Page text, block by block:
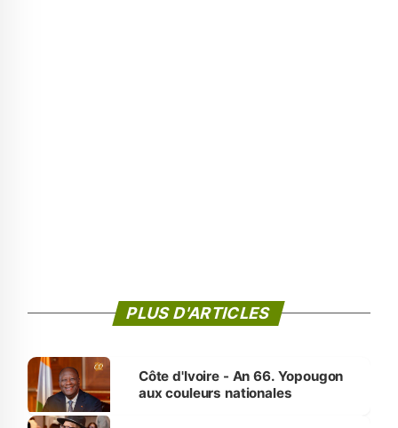
PLUS D'ARTICLES
Côte d'Ivoire - An 66. Yopougon
aux couleurs nationales